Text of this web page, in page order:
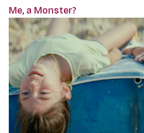
Me, a Monster?